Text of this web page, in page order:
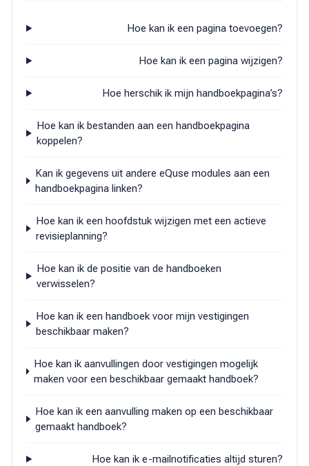
Hoe kan ik een pagina toevoegen?
Hoe kan ik een pagina wijzigen?
Hoe herschik ik mijn handboekpagina’s?
Hoe kan ik bestanden aan een handboekpagina
koppelen?
Kan ik gegevens uit andere eQuse modules aan een
handboekpagina linken?
Hoe kan ik een hoofdstuk wijzigen met een actieve
revisieplanning?
Hoe kan ik de positie van de handboeken
verwisselen?
Hoe kan ik een handboek voor mijn vestigingen
beschikbaar maken?
Hoe kan ik aanvullingen door vestigingen mogelijk
maken voor een beschikbaar gemaakt handboek?
Hoe kan ik een aanvulling maken op een beschikbaar
gemaakt handboek?
Hoe kan ik e-mailnotificaties altijd sturen?